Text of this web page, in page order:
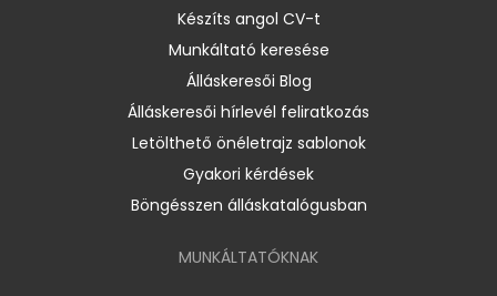
Készíts angol CV-t
Munkáltató keresése
Álláskeresői Blog
Álláskeresői hírlevél feliratkozás
Letölthető önéletrajz sablonok
Gyakori kérdések
Böngésszen álláskatalógusban
MUNKÁLTATÓKNAK